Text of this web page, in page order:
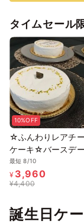
タイムセール
10%OFF
☆ふんわりレアチ
ケーキ☆バースデ
ーキや記念日ギフト
祝いプレゼントにも
号/
最短 8/10
¥ 3,960
¥4,400
誕生日ケ